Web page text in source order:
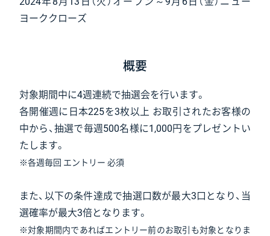
ヨーククローズ
概要
対象期間中に4週連続で抽選会を行います。
各開催週に日本225を3枚以上 お取引されたお客様の
中から、抽選で毎週500名様に1,000円をプレゼントい
たします。
※各週毎回 エントリー 必須
また、以下の条件達成で抽選口数が最大3口となり、当
選確率が最大3倍となります。
※対象期間内であればエントリー前のお取引も対象となりま